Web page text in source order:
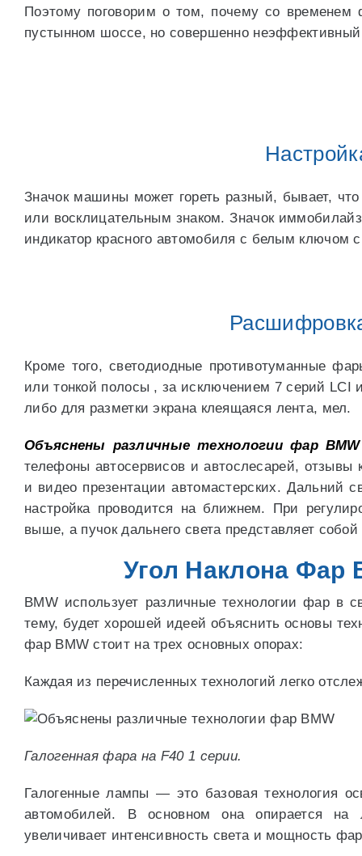
Поэтому поговорим о том, почему со временем
пустынном шоссе, но совершенно
Значок машины может гореть разный, бывает,
или восклицательным знаком. Значок
индикатор красного автомобиля с белым ключом
Кроме того, светодиодные противотуманные
или тонкой полосы , за исключением 7 серий
либо для разметки экрана клеящаяся лента, мел.
Объяснены различные технологии фар BMW
телефоны автосервисов и автослесарей,
и видео презентации автомастерских. Дальний
настройка проводится на ближнем. При
выше, а пучок дальнего света представляет
Угол Наклона Фар
BMW использует различные технологии фар в
тему, будет хорошей идеей объяснить основы
фар BMW стоит на трех основных опорах:
Каждая из перечисленных технологий легко
Галогенная фара на F40 1 серии.
Галогенные лампы — это базовая технология
автомобилей. В основном она опирается на
увеличивает интенсивность света и мощность